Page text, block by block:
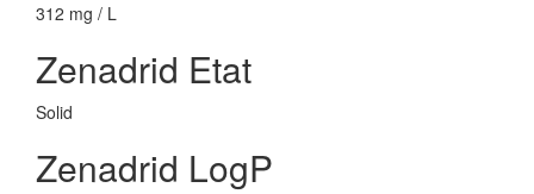
312 mg / L
Zenadrid Etat
Solid
Zenadrid LogP